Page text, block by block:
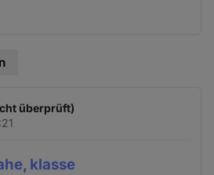
überprüft)
klasse